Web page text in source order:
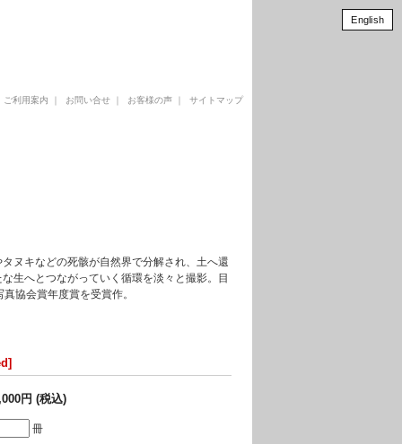
ご利用案内 お問い合せ お客様の声 サイトマップ
ヌキなどの死骸が自然界で分解され、土へ還
生へとつながっていく循環を淡々と撮影。目
協会賞年度賞を受賞作。
円 (税込)
冊
English